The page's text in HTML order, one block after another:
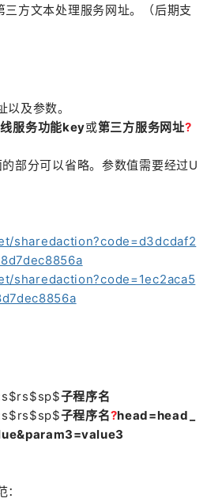
方文本处理服务网址。（后期支
及参数。
服务功能key或第三方服务网址?
部分可以省略。参数值需要经过U
sharedaction?code=d3dcdaf2
sharedaction?code=1ec2aca5
子程序名
子程序名?head=head_